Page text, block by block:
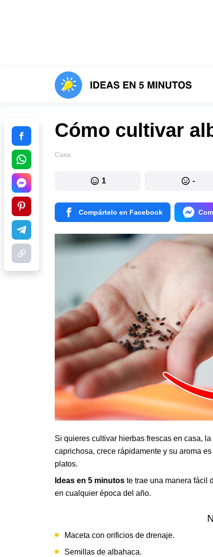
Cómo cultivar
Casa
1 -
Compártelo en Facebook
Si quieres cultivar hierbas frescas en casa,
caprichosa, crece rápidamente y su aroma
platos.
Ideas en 5 minutos te trae una manera fácil
en cualquier época del año.
Maceta con orificios de drenaje.
Semillas de albahaca.